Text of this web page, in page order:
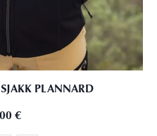
PLANNARD
€